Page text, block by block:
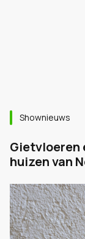
Shownieuws
Gietvloeren
huizen van